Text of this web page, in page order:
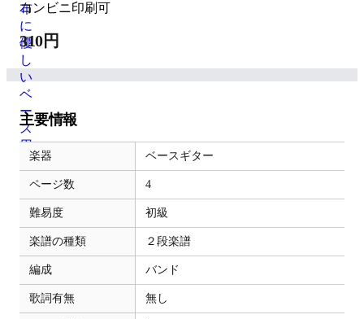
コンビニ印刷可
310円
主要情報
楽器 ベースギター
ページ数 4
難易度 初級
楽譜の種類 ２段楽譜
編成 バンド
歌詞有無 無し